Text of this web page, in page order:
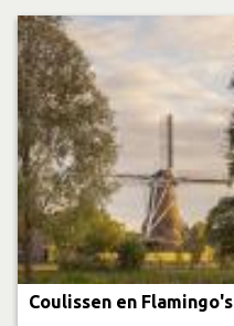
Coulissen en Flamingo's